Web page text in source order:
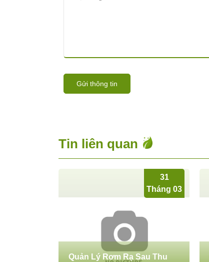
Gửi thông tin
Tin liên quan
31
Tháng 03
Quản Lý Rơm Rạ Sau Thu